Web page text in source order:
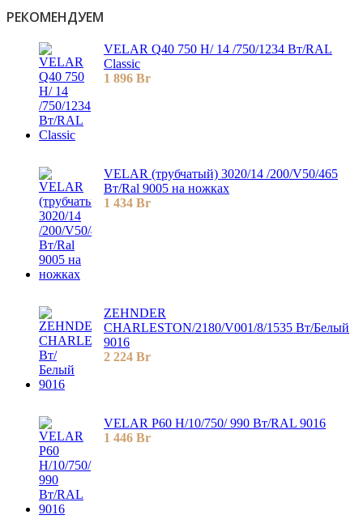
РЕКОМЕНДУЕМ
VELAR Q40 750 H/ 14 /750/1234 Вт/RAL
Classic
1 896 Br
VELAR (трубчатый) 3020/14 /200/V50/465
Bт/Ral 9005 на ножках
1 434 Br
ZEHNDER
CHARLESTON/2180/V001/8/1535 Вт/Белый
9016
2 224 Br
VELAR P60 H/10/750/ 990 Bт/RAL 9016
1 446 Br